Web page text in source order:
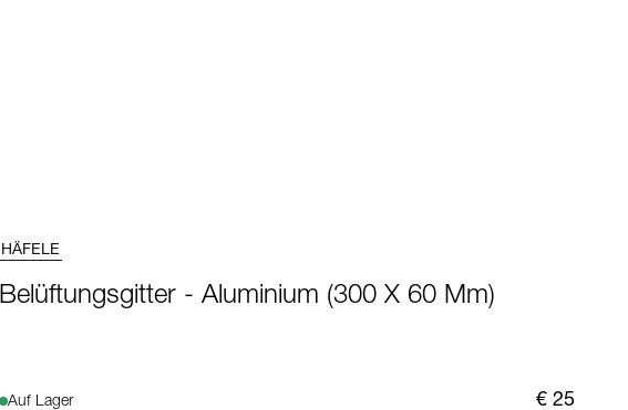
HÄFELE
Belüftungsgitter - Aluminium (300 X 60 Mm)
Auf Lager € 25